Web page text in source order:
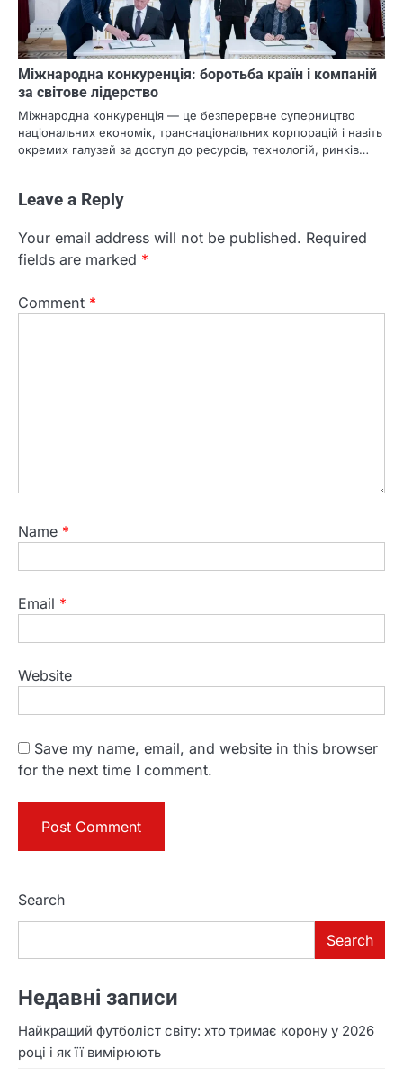
Міжнародна конкуренція: боротьба країн і компаній
за світове лідерство
Міжнародна конкуренція — це безперервне суперництво
національних економік, транснаціональних корпорацій і навіть
окремих галузей за доступ до ресурсів, технологій, ринків…
Leave a Reply
Your email address will not be published. Required
fields are marked *
Comment *
Name *
Email *
Website
Save my name, email, and website in this browser
for the next time I comment.
Search
Search
Недавні записи
Найкращий футболіст світу: хто тримає корону у 2026
році і як її вимірюють